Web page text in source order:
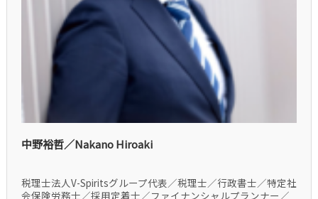
中野裕哲／Nakano Hiroaki
税理士法人V-Spiritsグループ代表／税理士／行政書士／特定社
会保険労務士／採用定着士／ファイナンシャルプランナー／